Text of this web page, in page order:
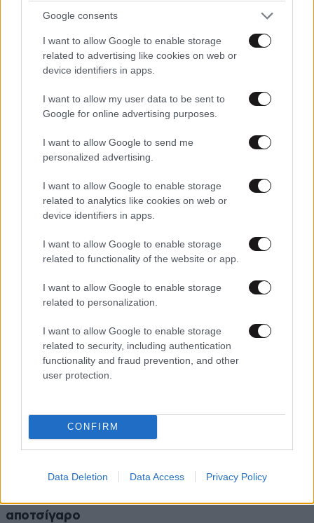
Google consents
I want to allow Google to enable storage
related to advertising like cookies on web or
device identifiers in apps.
I want to allow my user data to be sent to
Google for online advertising purposes.
I want to allow Google to send me
personalized advertising.
I want to allow Google to enable storage
related to analytics like cookies on web or
device identifiers in apps.
I want to allow Google to enable storage
related to functionality of the website or app.
I want to allow Google to enable storage
related to personalization.
I want to allow Google to enable storage
related to security, including authentication
functionality and fraud prevention, and other
user protection.
CONFIRM
Data Deletion Data Access Privacy Policy
Χειροπέδες σε 24χρονο που κλείδωσε την
Φώναζε «βοήθεια» η κοπέλα
Τρεις συλλήψεις για πρόκληση πυρκαγιών από
αποτσίγαρο